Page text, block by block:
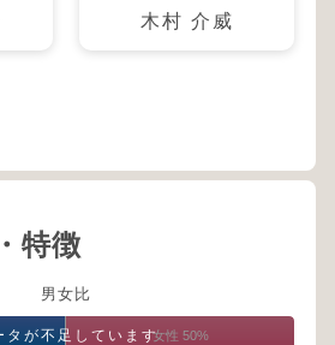
木村 介威
特徴
男女比
タが不足しています女性 50%